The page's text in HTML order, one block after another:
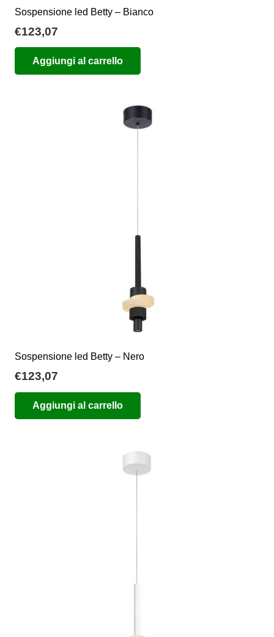
Sospensione led Betty – Bianco
€123,07
Aggiungi al carrello
Sospensione led Betty – Nero
€123,07
Aggiungi al carrello